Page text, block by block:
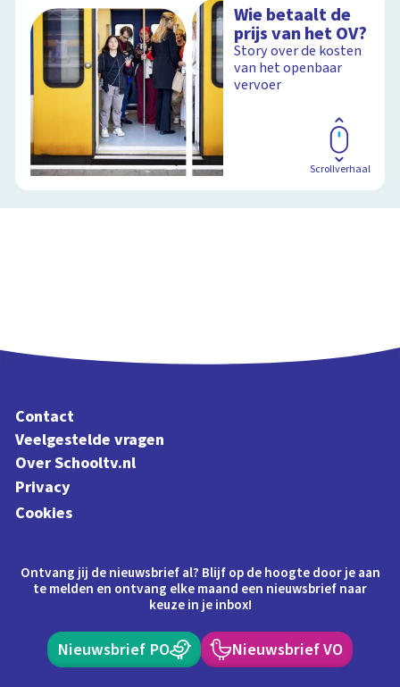
Wie betaalt de
prijs van het OV?
Story over de kosten
van het openbaar
vervoer
Scrollverhaal
Contact
Veelgestelde vragen
Over Schooltv.nl
Privacy
Cookies
Ontvang jij de nieuwsbrief al? Blijf op de hoogte door je aan
te melden en ontvang elke maand een nieuwsbrief naar
keuze in je inbox!
Nieuwsbrief PO Nieuwsbrief VO